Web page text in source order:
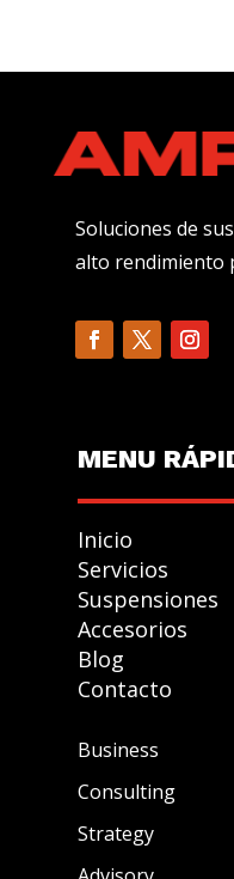
Para ofrecer las
tecnologías como las
a la información del
Soluciones de
alto rendimiento
MENU RÁ
Inicio
Servicios
Suspensiones
Accesorios
Blog
Contacto
Business
Consulting
Strategy